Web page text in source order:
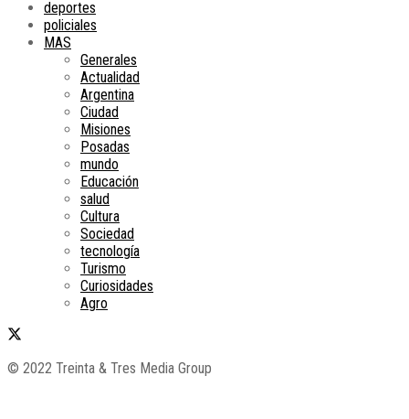
deportes
policiales
MAS
Generales
Actualidad
Argentina
Ciudad
Misiones
Posadas
mundo
Educación
salud
Cultura
Sociedad
tecnología
Turismo
Curiosidades
Agro
© 2022 Treinta & Tres Media Group